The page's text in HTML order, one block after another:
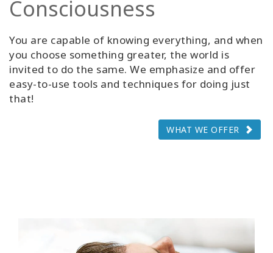
Consciousness
You are capable of knowing everything, and when
you choose something greater, the world is
invited to do the same. We emphasize and offer
easy-to-use tools and techniques for doing just
that!
WHAT WE OFFER